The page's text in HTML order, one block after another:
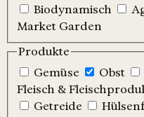
Biodynamisch
Market Garden
Produkte
Gemüse
Obst
Fleisch &
Getreide